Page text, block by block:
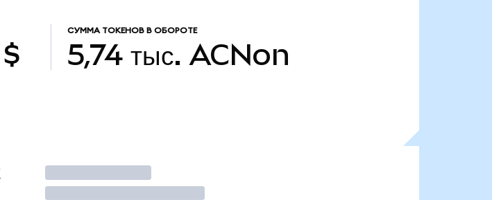
СУММА ТОКЕНОВ В ОБОРОТЕ
5,74 тыс. ACNon
Торговать